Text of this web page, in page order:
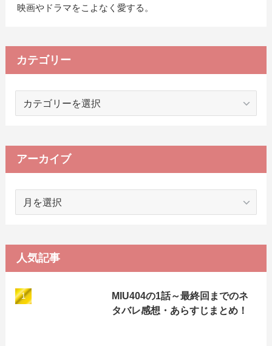
映画やドラマをこよなく愛する。
カテゴリー
ー
アーカイブ
ブ
人気記事
MIU404の1話～最終回までのネ
タバレ感想・あらすじまとめ！